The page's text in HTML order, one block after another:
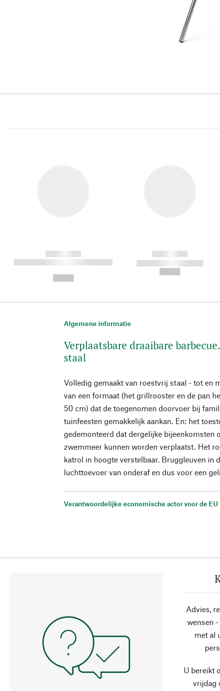
------------
----------- ----------- ----------
------------
----------- -----------
Algemene informatie
Verplaatsbare draaibare
staal
Volledig gemaakt van roestvrij staal - tot en
van een formaat (het grillrooster en de pan
50 cm) dat de toegenomen doorvoer bij
tuinfeesten gemakkelijk aankan. En: het
gedemonteerd dat dergelijke bijeenkomsten
zwemmeer kunnen worden verplaatst. Het
katrol in hoogte verstelbaar. Bruggleuven in
luchttoevoer van onderaf en dus voor een
Verantwoordelijke economische actor voor de EU
Advies,
wensen
met al
U bereikt
vrijdag